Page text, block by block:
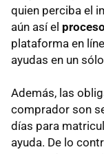
quien perciba el
aún así el
plataforma en
ayudas en un
Además, las
comprador son
días para
ayuda. De lo